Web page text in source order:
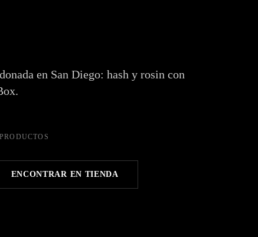
en San Diego: hash y rosin con
ENCONTRAR EN TIENDA